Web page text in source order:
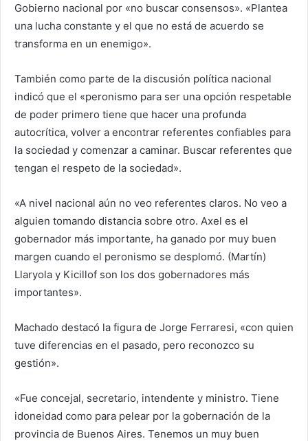
Gobierno nacional por «no buscar consensos». «Plantea
una lucha constante y el que no está de acuerdo se
transforma en un enemigo».
También como parte de la discusión política nacional
indicó que el «peronismo para ser una opción respetable
de poder primero tiene que hacer una profunda
autocrítica, volver a encontrar referentes confiables para
la sociedad y comenzar a caminar. Buscar referentes que
tengan el respeto de la sociedad».
«A nivel nacional aún no veo referentes claros. No veo a
alguien tomando distancia sobre otro. Axel es el
gobernador más importante, ha ganado por muy buen
margen cuando el peronismo se desplomó. (Martín)
Llaryola y Kicillof son los dos gobernadores más
importantes».
Machado destacó la figura de Jorge Ferraresi, «con quien
tuve diferencias en el pasado, pero reconozco su
gestión».
«Fue concejal, secretario, intendente y ministro. Tiene
idoneidad como para pelear por la gobernación de la
provincia de Buenos Aires. Tenemos un muy buen